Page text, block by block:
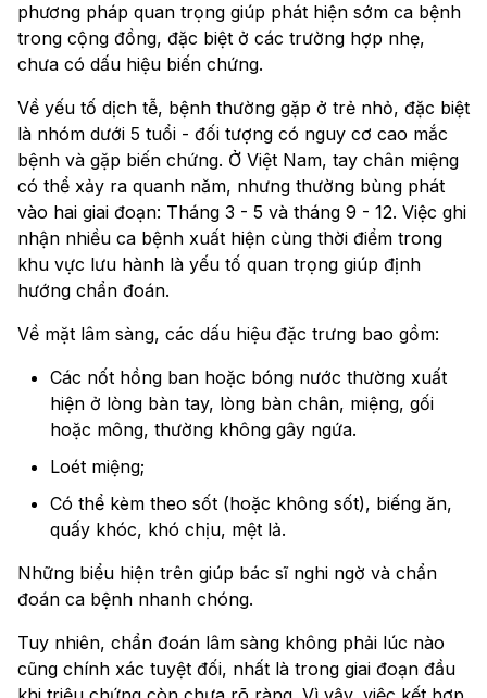
phương pháp quan trọng giúp phát hiện sớm ca bệnh
trong cộng đồng, đặc biệt ở các trường hợp nhẹ,
chưa có dấu hiệu biến chứng.
Về yếu tố dịch tễ, bệnh thường gặp ở trẻ nhỏ, đặc biệt
là nhóm dưới 5 tuổi - đối tượng có nguy cơ cao mắc
bệnh và gặp biến chứng. Ở Việt Nam, tay chân miệng
có thể xảy ra quanh năm, nhưng thường bùng phát
vào hai giai đoạn: Tháng 3 - 5 và tháng 9 - 12. Việc ghi
nhận nhiều ca bệnh xuất hiện cùng thời điểm trong
khu vực lưu hành là yếu tố quan trọng giúp định
hướng chẩn đoán.
Về mặt lâm sàng, các dấu hiệu đặc trưng bao gồm:
Các nốt hồng ban hoặc bóng nước thường xuất
hiện ở lòng bàn tay, lòng bàn chân, miệng, gối
hoặc mông, thường không gây ngứa.
Loét miệng;
Có thể kèm theo sốt (hoặc không sốt), biếng ăn,
quấy khóc, khó chịu, mệt lả.
Những biểu hiện trên giúp bác sĩ nghi ngờ và chẩn
đoán ca bệnh nhanh chóng.
Tuy nhiên, chẩn đoán lâm sàng không phải lúc nào
cũng chính xác tuyệt đối, nhất là trong giai đoạn đầu